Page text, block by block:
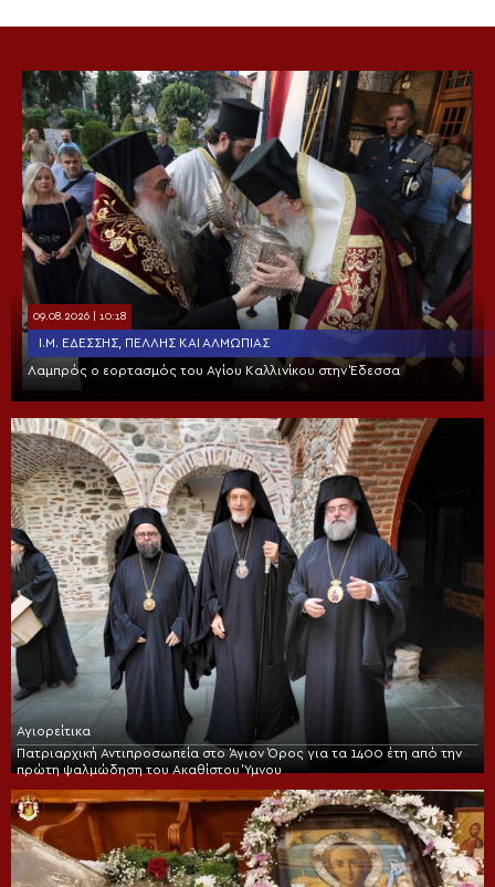
09.08.2026 | 10:18
Ι.Μ. ΕΔΈΣΣΗΣ, ΠΈΛΛΗΣ ΚΑΙ ΑΛΜΩΠΊΑΣ
Λαμπρός ο εορτασμός του Αγίου Καλλινίκου στην Έδεσσα
Αγιορείτικα
Πατριαρχική Αντιπροσωπεία στο Άγιον Όρος για τα 1400 έτη από την
πρώτη ψαλμώδηση του Ακαθίστου Ύμνου